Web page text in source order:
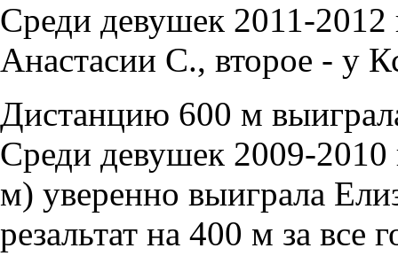
Среди девушек 2011-2012
Анастасии С., второе - у
Дистанцию 600 м
Среди девушек 2009-2010
м) уверенно выиграла
резальтат на 400 м за все